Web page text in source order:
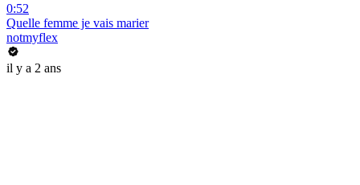
0:52
Quelle femme je vais marier
notmyflex
il y a 2 ans